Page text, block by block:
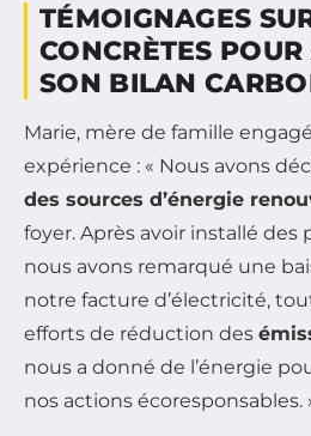
TÉMOIGNAGES
CONCRÈTES
SON BILAN
Marie, mère de famille
expérience : « Nous avons
des sources d’énergie
foyer. Après avoir installé des
nous avons remarqué une
notre facture d’électricité,
efforts de réduction des
nous a donné de l’énergie
nos actions écoresponsables.